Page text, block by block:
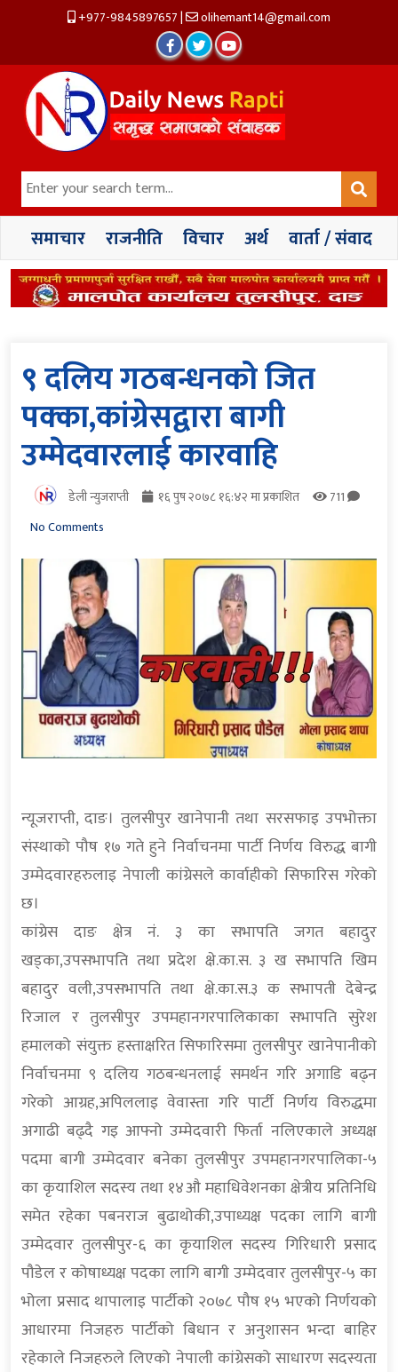
+977-9845897657| olihemant14@gmail.com
समाचार राजनीति विचार अर्थ वार्ता / संवाद
९ दलिय गठबन्धनको जित
पक्का,कांग्रेसद्वारा बागी
उम्मेदवारलाई कारवाहि
डेली न्युजराप्ती १६ पुष २०७८ १६:४२ मा प्रकाशित
711
No Comments
न्यूजराप्ती, दाङ। तुलसीपुर खानेपानी तथा सरसफाइ उपभोक्ता
संस्थाको पौष १७ गते हुने निर्वाचनमा पार्टी निर्णय विरुद्ध बागी
उम्मेदवारहरुलाइ नेपाली कांग्रेसले कार्वाहीको सिफारिस गरेको
छ।
कांग्रेस दाङ क्षेत्र नं. ३ का सभापति जगत बहादुर
खड्का,उपसभापति तथा प्रदेश क्षे.का.स. ३ ख सभापति खिम
बहादुर वली,उपसभापति तथा क्षे.का.स.३ क सभापती देबेन्द्र
रिजाल र तुलसीपुर उपमहानगरपालिकाका सभापति सुरेश
हमालको संयुक्त हस्ताक्षरित सिफारिसमा तुलसीपुर खानेपानीको
निर्वाचनमा ९ दलिय गठबन्धनलाई समर्थन गरि अगाडि बढ्न
गरेको आग्रह,अपिललाइ वेवास्ता गरि पार्टी निर्णय विरुद्धमा
अगाढी बढ्दै गइ आफ्नो उम्मेदवारी फिर्ता नलिएकाले अध्यक्ष
पदमा बागी उम्मेदवार बनेका तुलसीपुर उपमहानगरपालिका-५
का कृयाशिल सदस्य तथा १४औ महाधिवेशनका क्षेत्रीय प्रतिनिधि
समेत रहेका पबनराज बुढाथोकी,उपाध्यक्ष पदका लागि बागी
उम्मेदवार तुलसीपुर-६ का कृयाशिल सदस्य गिरिधारी प्रसाद
पौडेल र कोषाध्यक्ष पदका लागि बागी उम्मेदवार तुलसीपुर-५ का
भोला प्रसाद थापालाइ पार्टीको २०७८ पौष १५ भएको निर्णयको
आधारमा निजहरु पार्टीको बिधान र अनुशासन भन्दा बाहिर
रहेकाले निजहरुले लिएको नेपाली कांग्रेसको साधारण सदस्यता